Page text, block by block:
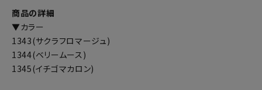
商品の詳細
▼カラー
1343(サクラフロマージュ)
1344(ベリームース)
1345(イチゴマカロン)